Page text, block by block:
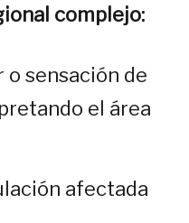
complejo:
o sensación de
el área
afectada